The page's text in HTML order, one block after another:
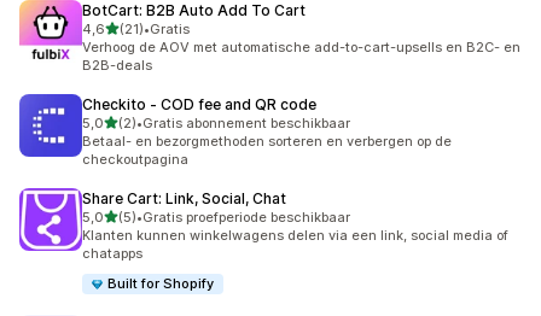
BotCart: B2B Auto Add To Cart
4,6van 5 sterren
(21)
21 recensies in totaal
•Gratis
Verhoog de AOV met automatische add-to-cart-upsells en B2C- en
B2B-deals
Checkito ‑ COD fee and QR code
5,0van 5 sterren
(2)
2 recensies in totaal
•Gratis abonnement beschikbaar
Betaal- en bezorgmethoden sorteren en verbergen op de
checkoutpagina
Share Cart: Link, Social, Chat
5,0van 5 sterren
(5)
5 recensies in totaal
•Gratis proefperiode beschikbaar
Klanten kunnen winkelwagens delen via een link, social media of
chatapps
Built for Shopify